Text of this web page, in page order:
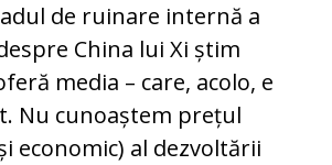
de ruinare internă a
China lui Xi știm
media – care, acolo, e
Nu cunoaștem prețul
economic) al dezvoltării